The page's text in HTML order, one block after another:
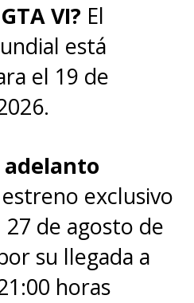
VI? El
está
el 19 de
adelanto
estreno exclusivo
de agosto de
su llegada a
horas